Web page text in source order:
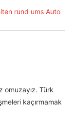
omuzayız. Türk
kaçırmamak